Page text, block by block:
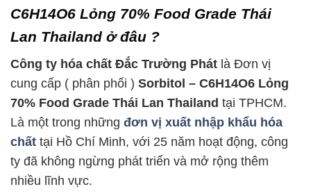
C6H14O6 Lỏng 70% Food Grade Thái
Lan Thailand ở đâu ?
Công ty hóa chất Đắc Trường Phát là Đơn vị
cung cấp ( phân phối ) Sorbitol – C6H14O6 Lỏng
70% Food Grade Thái Lan Thailand tại TPHCM.
Là một trong những đơn vị xuất nhập khẩu hóa
chất tại Hồ Chí Minh, với 25 năm hoạt động, công
ty đã không ngừng phát triển và mở rộng thêm
nhiều lĩnh vực.